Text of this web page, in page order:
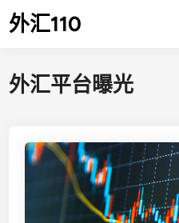
Skip
to外汇110
外汇平台曝光